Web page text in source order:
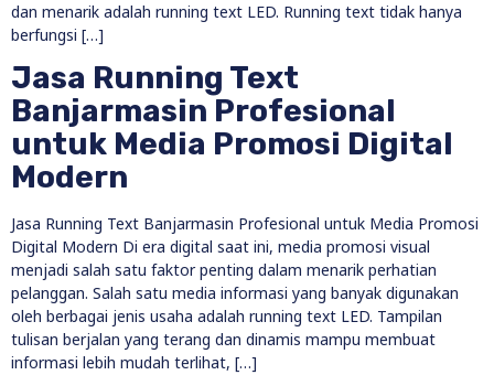
dan menarik adalah running text LED. Running text tidak hanya
berfungsi […]
Jasa Running Text
Banjarmasin Profesional
untuk Media Promosi Digital
Modern
Jasa Running Text Banjarmasin Profesional untuk Media Promosi
Digital Modern Di era digital saat ini, media promosi visual
menjadi salah satu faktor penting dalam menarik perhatian
pelanggan. Salah satu media informasi yang banyak digunakan
oleh berbagai jenis usaha adalah running text LED. Tampilan
tulisan berjalan yang terang dan dinamis mampu membuat
informasi lebih mudah terlihat, […]